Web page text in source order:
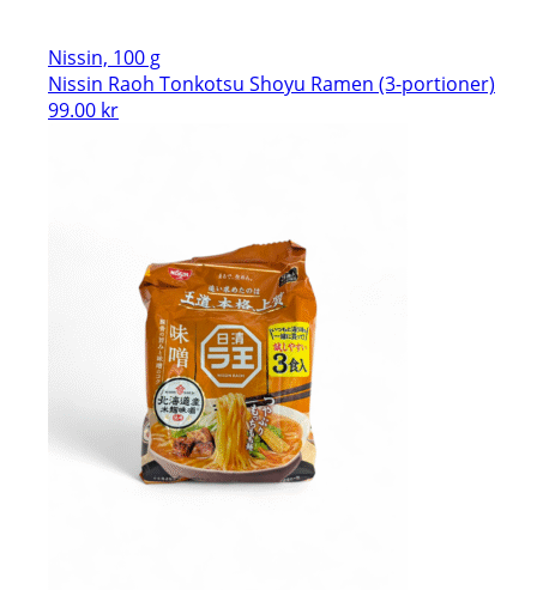
Nissin, 100 g
Nissin Raoh Tonkotsu Shoyu Ramen (3-portioner)
99.00 kr